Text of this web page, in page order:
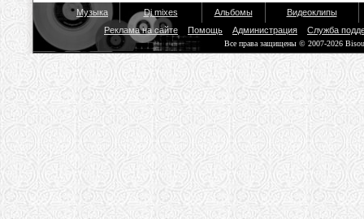
Музыка Dj mixes Альбомы
Видеоклипы
Реклама на сайте
Помощь Администрация Служба
Все права защищены © 2007-2026